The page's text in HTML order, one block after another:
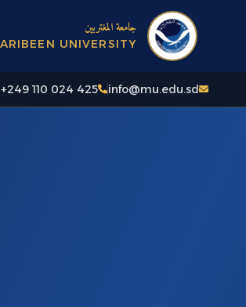
info@mu.edu.sd
+249 110 024 425
جامعة المغتربين